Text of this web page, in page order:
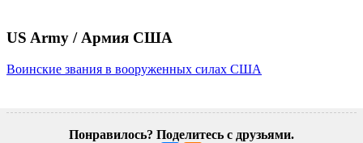
US Army / Армия США
Воинские звания в вооруженных силах США
Понравилось? Поделитесь с друзьями.